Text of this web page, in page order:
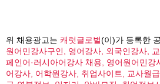
위 채용광고는 캐럿글로벌(이)가 등록한
원어민강사구인, 영어강사, 외국인강사,
페인어·러시아어강사 채용, 영어원어민강
어강사, 어학원강사, 취업사이트, 교사월